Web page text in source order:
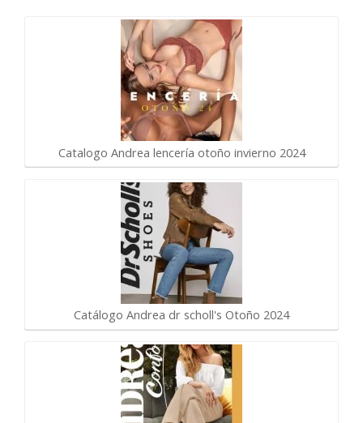
Catalogo Andrea lencería otoño invierno 2024
Catálogo Andrea dr scholl's Otoño 2024